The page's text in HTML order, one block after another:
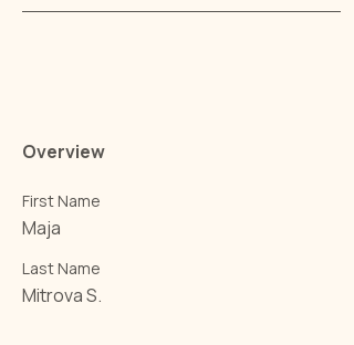
Overview
First Name
Maja
Last Name
Mitrova S.